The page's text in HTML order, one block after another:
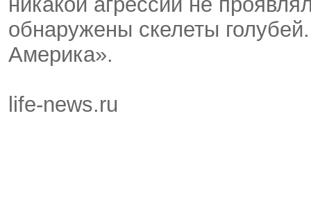
обнаружены скелеты
Америка».
life-news.ru